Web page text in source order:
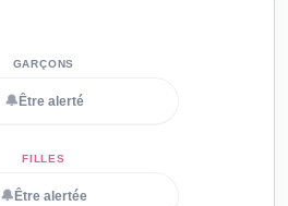
🔔 Être alerté
🔔 Être alertée